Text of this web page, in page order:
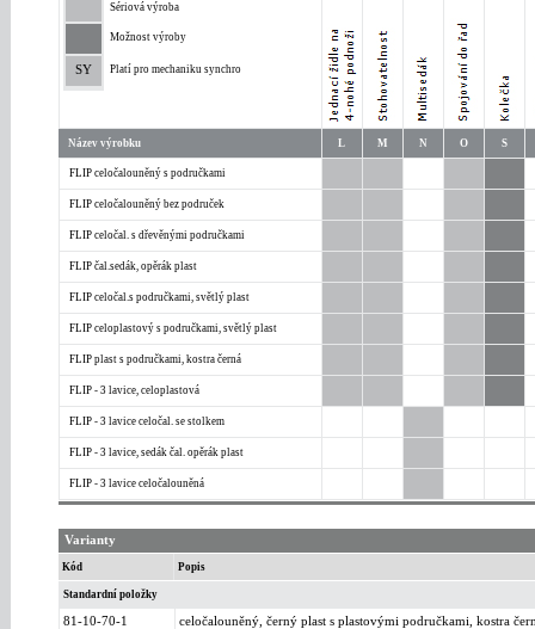
SY
Sériová výroba
Možnost výroby
Platí pro mechaniku synchro
Název výrobku L M N O S
FLIP celočalouněný s područkami
FLIP celočalouněný bez područek
FLIP celočal. s dřevěnými područkami
FLIP čal.sedák, opěrák plast
FLIP celočal.s područkami, světlý plast
FLIP celoplastový s područkami, světlý plast
FLIP plast s područkami, kostra černá
FLIP - 3 lavice, celoplastová
FLIP - 3 lavice celočal. se stolkem
FLIP - 3 lavice, sedák čal. opěrák plast
FLIP - 3 lavice celočalouněná
Varianty
Kód Popis
Standardní položky
81-10-70-1 celočalouněný, černý plast s plastovými područkami, kostra